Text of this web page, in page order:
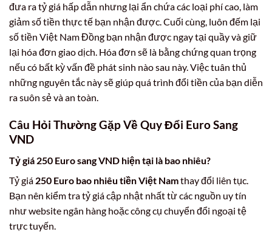
đưa ra tỷ giá hấp dẫn nhưng lại ẩn chứa các loại phí cao, làm
giảm số tiền thực tế bạn nhận được. Cuối cùng, luôn đếm lại
số tiền Việt Nam Đồng bạn nhận được ngay tại quầy và giữ
lại hóa đơn giao dịch. Hóa đơn sẽ là bằng chứng quan trọng
nếu có bất kỳ vấn đề phát sinh nào sau này. Việc tuân thủ
những nguyên tắc này sẽ giúp quá trình đổi tiền của bạn diễn
ra suôn sẻ và an toàn.
Câu Hỏi Thường Gặp Về Quy Đổi Euro Sang
VND
Tỷ giá 250 Euro sang VND hiện tại là bao nhiêu?
Tỷ giá 250 Euro bao nhiêu tiền Việt Namthay đổi liên tục.
Bạn nên kiểm tra tỷ giá cập nhật nhất từ các nguồn uy tín
như website ngân hàng hoặc công cụ chuyển đổi ngoại tệ
trực tuyến.